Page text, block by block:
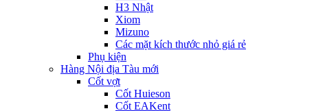
H3 Nhật
Xiom
Mizuno
Các mặt kích thước nhỏ giá rẻ
Phụ kiện
Hàng Nội địa Tàu mới
Cốt vợt
Cốt Huieson
Cốt EAKent